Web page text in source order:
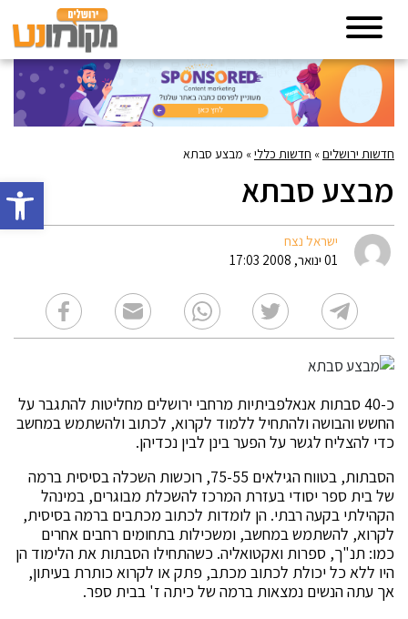
פתח
חדשות ירושלים» חדשות כללי» מבצע סבתא
מבצע סבתא
ישראל נצח
01 ינואר, 2008 17:03
כ-40 סבתות אנאלפביתיות מרחבי ירושלים מחליטות להתגבר על
החשש והבושה ולהתחיל ללמוד לקרוא, לכתוב ולהשתמש במחשב
כדי להצליח לגשר על הפער בינן לבין נכדיהן.
הסבתות, בטווח הגילאים 75-55, רוכשות השכלה בסיסית ברמה
של בית ספר יסודי בעזרת המרכז להשכלת מבוגרים, במינהל
הקהילתי בקעה רבתי. הן לומדות לכתוב מכתבים ברמה בסיסית,
לקרוא, להשתמש במחשב, ומשכילות בתחומים רחבים אחרים
כמו: תנ"ך, ספרות ואקטואליה. כשהתחילו הסבתות את הלימוד הן
היו ללא כל יכולת לכתוב מכתב, פתק או לקרוא כותרת בעיתון,
אך עתה הנשים נמצאות ברמה של כיתה ז' בבית ספר.